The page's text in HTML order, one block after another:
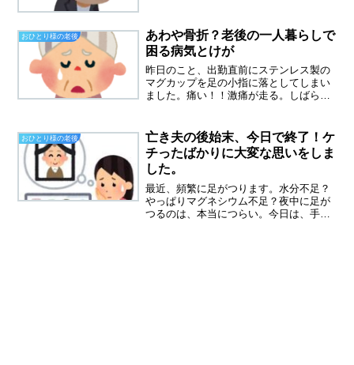
しまったのです。で、早々に引き上げて
きたのですが、後味の悪い...
おひとり様の老後
あわや骨折？老後の一人暮らしで
困る病気とけが
昨日のこと、出勤直前にステンレス製の
マグカップを足の小指に落としてしまい
ました。痛い！！激痛が走る。しばらく
ことがあります。別居中の夫から突き飛
ばされて、転んだ時です。そ...
おひとり様の老後
亡き夫の後始末、今日で終了！ケ
チったばかりに大変な思いをしま
した。
最近、頻繁に足がつります。水分不足？
やっぱりマグネシウム不足？夜中に足が
つるのは、本当につらい。今日は、手の